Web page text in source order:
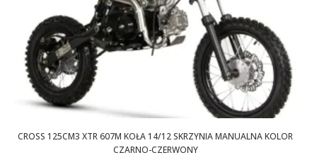
CROSS 125CM3 XTR 607M KOŁA 14/12 SKRZYNIA MANUALNA KOLOR
CZARNO-CZERWONY